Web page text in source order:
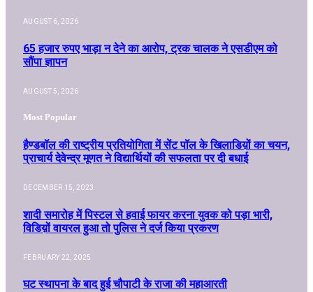
AUGUST 6, 2026
65 हजार रुपए भाड़ा न देने का आरोप, ट्रक चालक ने एसडीएम को
सौंपा ज्ञापन
AUGUST 5, 2026
Most Popular
हैण्डबॉल की राष्ट्रीय प्रतियोगिता में सेंट पॉल के खिलाडिय़ों का चयन,
प्राचार्य देवेन्द्र मूणत ने विद्यार्थियों की सफलता पर दी बधाई
DECEMBER 15, 2023
शादी समारोह में पिस्टल से हवाई फायर करना युवक को पड़ा भारी,
विडिय़ों वायरल हुआ तो पुलिस ने दर्ज किया प्रकरण
FEBRUARY 22, 2025
घट स्थापना के बाद हुई चौपाटी के राजा की महाआरती